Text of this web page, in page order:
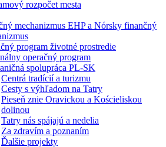
rozpočet mesta
mechanizmus EHP a Nórsky finančný
program životné prostredie
operačný program
spolupráca PL-SK
Centrá tradícií a turizmu
Cesty s výhľadom na Tatry
Pieseň znie Oravickou a Kościeliskou
dolinou
Tatry nás spájajú a nedelia
Za zdravím a poznaním
Ďalšie projekty